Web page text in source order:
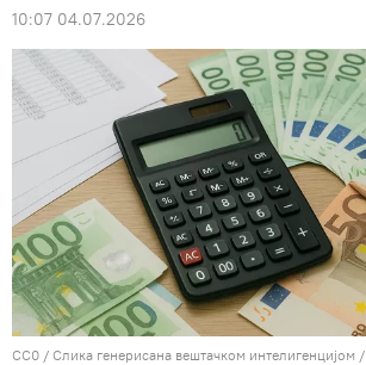
10:07 04.07.2026
CC0 / Слика генерисана вештачком интелигенцијом /